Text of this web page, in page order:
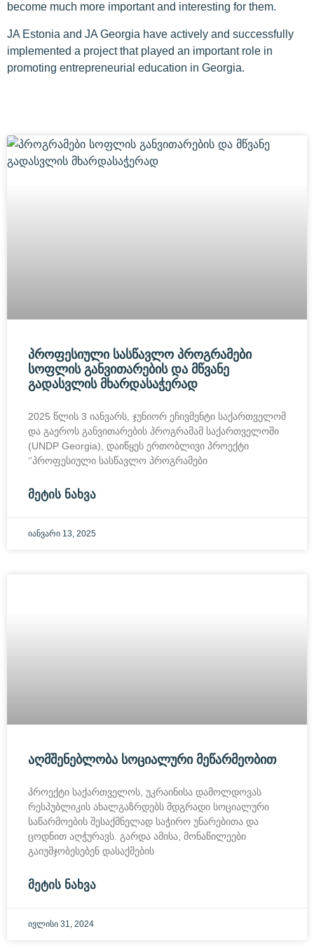
become much more important and interesting for them.
JA Estonia and JA Georgia have actively and successfully
implemented a project that played an important role in
promoting entrepreneurial education in Georgia.
ᲞᲠᲝᲤᲔᲡᲘᲣᲚᲘ ᲡᲐᲡᲬᲐᲕᲚᲝ ᲞᲠᲝᲒᲠᲐᲛᲔᲑᲘ
ᲡᲝᲤᲚᲘᲡ ᲒᲐᲜᲕᲘᲗᲐᲠᲔᲑᲘᲡ ᲓᲐ ᲛᲬᲕᲐᲜᲔ
ᲒᲐᲓᲐᲡᲕᲚᲘᲡ ᲛᲮᲐᲠᲓᲐᲡᲐᲭᲔᲠᲐᲓ
2025 წლის 3 იანვარს, ჯუნიორ ეჩივმენტი საქართველომ
და გაეროს განვითარების პროგრამამ საქართველოში
(UNDP Georgia), დაიწყეს ერთობლივი პროექტი
‘’პროფესიული სასწავლო პროგრამები
ᲛᲔᲢᲘᲡ ᲜᲐᲮᲕᲐ
იანვარი 13, 2025
ᲐᲦᲛᲨᲔᲜᲔᲑᲚᲝᲑᲐ ᲡᲝᲪᲘᲐᲚᲣᲠᲘ ᲛᲔᲬᲐᲠᲛᲔᲝᲑᲘᲗ
პროექტი საქართველოს, უკრაინისა დამოლდოვას
რესპუბლიკის ახალგაზრდებს მდგრადი სოციალური
საწარმოების შესაქმნელად საჭირო უნარებითა და
ცოდნით აღჭურავს. გარდა ამისა, მონაწილეები
გაიუმჯობესებენ დასაქმების
ᲛᲔᲢᲘᲡ ᲜᲐᲮᲕᲐ
ივლისი 31, 2024